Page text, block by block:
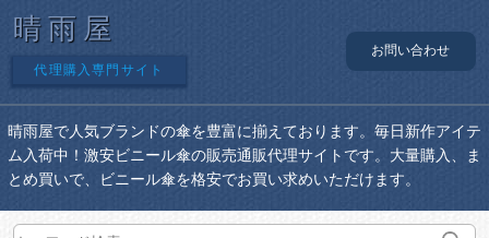
晴雨屋
代理購入専門サイト
お問い合わせ
晴雨屋で人気ブランドの傘を豊富に揃えております。毎日新作アイテ
ム入荷中！激安ビニール傘の販売通販代理サイトです。大量購入、ま
とめ買いで、ビニール傘を格安でお買い求めいただけます。